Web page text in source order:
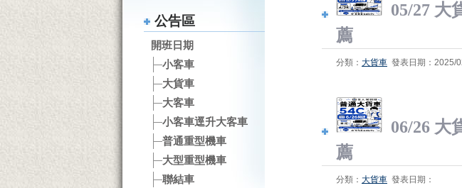
05/27 大
薦
分類： 大貨車 發表日期：2025/
06/26 大
薦
分類： 大貨車 發表日期：
公告區
開班日期
小客車
大貨車
大客車
小客車逕升大客車
普通重型機車
大型重型機車
聯結車